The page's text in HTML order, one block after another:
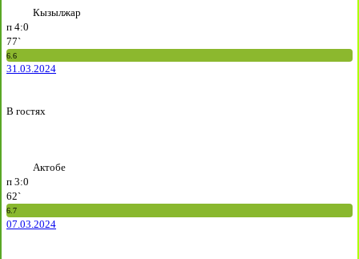
Кызылжар
п 4:0
77`
6.6
31.03.2024
В гостях
Актобе
п 3:0
62`
6.7
07.03.2024